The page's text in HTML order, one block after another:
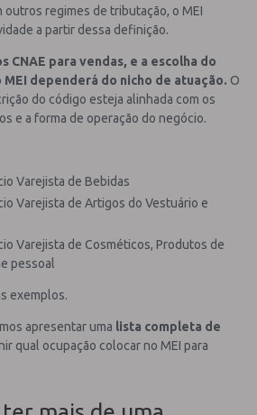
outros regimes de tributação, o MEI
a partir dessa definição.
CNAE para vendas, e a escolha do
MEI dependerá do nicho de atuação. O
do código esteja alinhada com os
e a forma de operação do negócio.
Varejista de Bebidas
Varejista de Artigos do Vestuário e
Varejista de Cosméticos, Produtos de
pessoal
exemplos.
apresentar uma lista completa de
qual ocupação colocar no MEI para